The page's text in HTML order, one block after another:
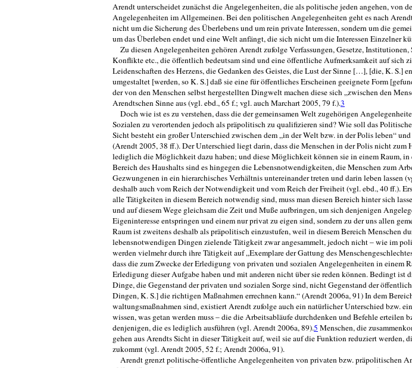
Arendt unterscheidet zunächst die Angelegenheiten, die als politische jeden angehen, von
Angelegenheiten im Allgemei­nen. Bei den politischen Angelegenheiten geht es nach
nicht um die Sicherung des Überlebens und um rein private Inter­essen, sondern um die
um das Überleben endet und eine Welt anfängt, die sich nicht um die Interessen Einzelner
Zu diesen Angelegenheiten gehören Arendt zufolge Verfassungen, Gesetze,
Konflikte etc., die öffentlich bedeut­sam sind und eine öffentliche Aufmerksamkeit auf sich
Leidenschaften des Herzens, die Gedanken des Geistes, die Lust der Sinne […], [die, K.
umgestaltet [werden, so K. S.] daß sie eine für öffentliches Erscheinen geeignete Form
der von den Menschen selbst hergestellten Dingwelt machen diese sich „zwischen den
Arendtschen Sinne aus (vgl. ebd., 65 f.; vgl. auch Marchart 2005, 79 f.).3
Doch wie ist es zu verstehen, dass die der gemeinsamen Welt zugehörigen
Sozialen zu verortenden jedoch als präpolitisch zu qualifizieren sind? Wie soll das
Sicht besteht ein großer Unterschied zwischen dem „in der Welt bzw. in der Polis leben“
(Arendt 2005, 38 ff.). Der Unterschied liegt darin, dass die Menschen in der Polis nicht zum
lediglich die Möglichkeit dazu haben; und diese Möglichkeit können sie in einem Raum,
Bereich des Haushalts sind es hingegen die Lebensnotwendigkeiten, die Men­schen zum
Gezwungenen in ein hierarchisches Verhältnis untereinander treten und darin leben lassen
deshalb auch vom Reich der Notwendigkeit und vom Reich der Freiheit (vgl. ebd., 40 ff.).
alle Tä­tigkeiten in diesem Bereich notwendig sind, muss man diesen Bereich hinter sich
und auf diesem Wege gleichsam die Zeit und Muße aufbringen, um sich denjenigen
Eigeninteresse entspringen und einem nur privat zu eigen sind, sondern zu der uns allen
Raum ist zweitens deshalb als präpolitisch einzustufen, weil in diesem Bereich Menschen
lebensnotwendigen Dingen zielende Tätigkeit zwar angesammelt, jedoch nicht – wie im
werden vielmehr durch ihre Tätigkeit auf „Exemplare der Gattung des
dass die zum Zwecke der Erledigung von privaten und sozialen Angelegenheiten in einem
Erledigung dieser Aufgabe haben und mit anderen nicht über sie reden können. Bedingt ist
Dinge, die Ge­genstand der privaten und sozialen Sorge sind, nicht Gegenstand der
Dingen, K. S.] die richtigen Maßnahmen errech­nen kann.“ (Arendt 2006a, 91) In dem
waltungsmaßnahmen sind, existiert Arendt zufolge auch ein natürlicher Unterschied bzw.
wissen, was getan werden muss – die die Arbeitsabläufe durchdenken und Befehle erteilen
denjenigen, die es lediglich ausführen (vgl. Arendt 2006a, 89).5 Menschen, die
gehen aus Arendts Sicht in dieser Tätigkeit auf, weil sie auf die Funktion reduziert werden,
zukommt (vgl. Arendt 2005, 52 f.; Arendt 2006a, 91).
Arendt grenzt politische-öffentliche Angelegenheiten von privaten bzw. präpolitischen